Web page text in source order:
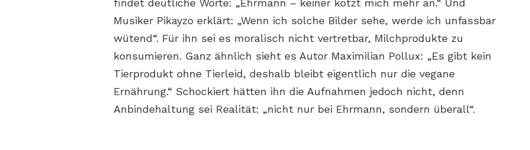
Musiker Pikayzo erklärt: „Wenn ich solche Bilder sehe, werde ich unfassbar
wütend“. Für ihn sei es moralisch nicht vertretbar, Milchprodukte zu
konsumieren. Ganz ähnlich sieht es Autor Maximilian Pollux: „Es gibt kein
Tierprodukt ohne Tierleid, deshalb bleibt eigentlich nur die vegane
Ernährung.“ Schockiert hätten ihn die Aufnahmen jedoch nicht, denn
Anbindehaltung sei Realität: „nicht nur bei Ehrmann, sondern überall“.